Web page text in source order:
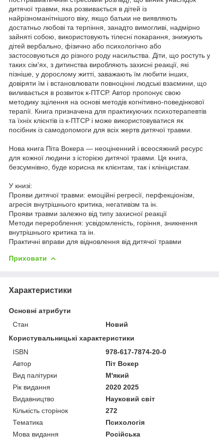
дитячої травми, яка розвивається в дітей із
найрізноманітнішого віку, якщо батьки не виявляють
достатньо любові та терпіння, занадто вимогливі, надмірно
зайняті собою, використовують тілесні покарання, знижують
дітей вербально, фізично або психологічно або
застосовуються до різного роду насильства. Діти, що ростуть у
таких сім'ях, з дитинства виробляють захисні реакції, які
пізніше, у дорослому житті, заважають їм любити інших,
довіряти їм і встановлювати повноцінні людські взаємини, що
виливається в розвиток к-ПТСР. Автор пропонує свою
методику зцілення на основі методів когнітивно-поведінкової
терапії. Книга призначена для практикуючих психотерапевтів
та їхніх клієнтів із к-ПТСР і може використовуватися як
посібник із самодопомоги для всіх жертв дитячої травми.
Нова книга Піта Вокера — неоціненний і всеосяжний ресурс
для кожної людини з історією дитячої травми. Ця книга,
безсумнівно, буде корисна як клієнтам, так і клініцистам.
У книзі:
Прояви дитячої травми: емоційні регресії, перфекціонізм,
агресія внутрішнього критика, негативізм та ін.
Прояви травми залежно від типу захисної реакції
Методи перероблення: усвідомленість, горіння, зникнення
внутрішнього критика та ін.
Практичні вправи для відновлення від дитячої травми
Приховати
Характеристики
Основні атрибути
Стан
Новий
Користувальницькі характеристики
ISBN
978-617-7874-20-0
Автор
Піт Вокер
Вид палітурки
М'який
Рік видання
2020 2025
Видавництво
Науковий світ
Кількість сторінок
272
Тематика
Психологія
Мова видання
Російська